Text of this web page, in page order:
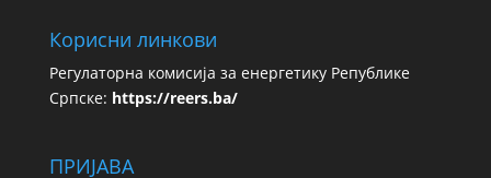
Корисни линкови
Регулаторна комисија за енергетику Републике
Српске: https://reers.ba/
ПРИЈАВА